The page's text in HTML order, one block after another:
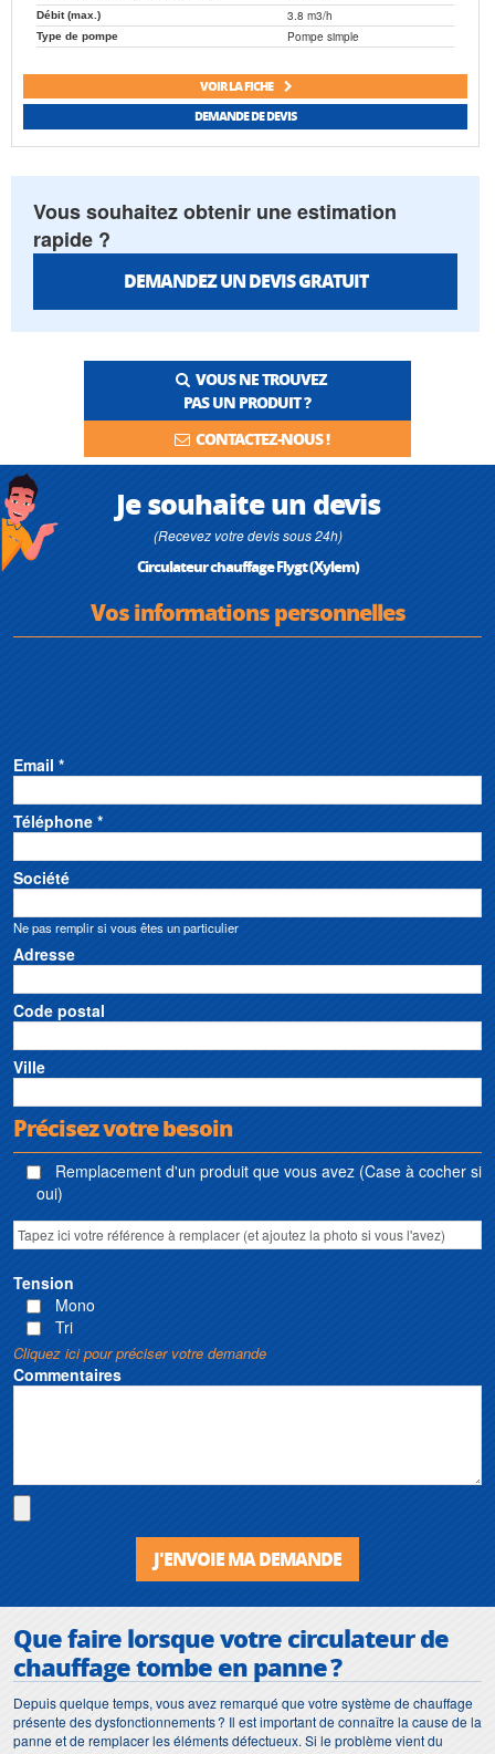
Débit (max.) 3.8 m3/h
Type de pompe Pompe simple
VOIR LA FICHE
DEMANDE DE DEVIS
Vous souhaitez obtenir une estimation
rapide ?
DEMANDEZ UN DEVIS GRATUIT
VOUS NE TROUVEZ
PAS UN PRODUIT ?
CONTACTEZ-NOUS !
Je souhaite un devis
(Recevez votre devis sous 24h)
Circulateur chauffage Flygt (Xylem)
Vos informations personnelles
Email *
Téléphone *
Société
Ne pas remplir si vous êtes un particulier
Adresse
Code postal
Ville
Précisez votre besoin
Remplacement d'un produit que vous avez (Case à cocher si
oui)
Tension
Mono
Tri
Cliquez ici pour préciser votre demande
Commentaires
J'ENVOIE MA DEMANDE
Que faire lorsque votrecirculateur de
chauffagetombe en panne ?
Depuis quelque temps, vous avez remarqué que votre système de chauffage
présente des dysfonctionnements ? Il est important de connaître la cause de la
panne et de remplacer les éléments défectueux. Si le problème vient du